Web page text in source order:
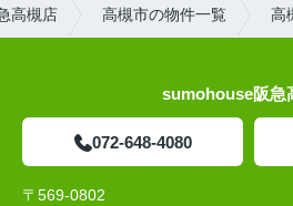
高槻店 高槻市の物件一覧 高
sumohouse阪急
072-648-4080
〒569-0802